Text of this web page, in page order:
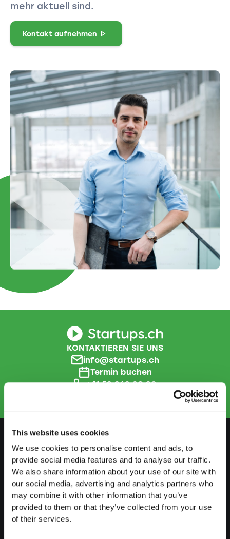
This website uses cookies
We use cookies to personalise content and ads, to
provide social media features and to analyse our traffic.
We also share information about your use of our site with
our social media, advertising and analytics partners who
may combine it with other information that you’ve
provided to them or that they’ve collected from your use
of their services.
mehr aktuell sind.
Kontakt aufnehmen
KONTAKTIEREN SIE UNS
info@startups.ch
Termin buchen
+41 52 269 30 80
VORBEREITEN
Businessplan erstellen
Steuerliche Aspekte